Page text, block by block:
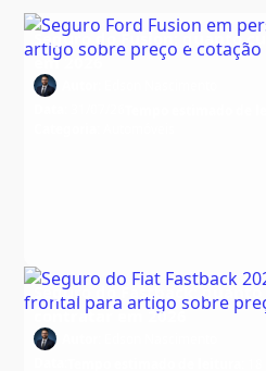
Seguro do Fusion: quanto
em 2026
Seguro do Fastback:
contratar em 2026